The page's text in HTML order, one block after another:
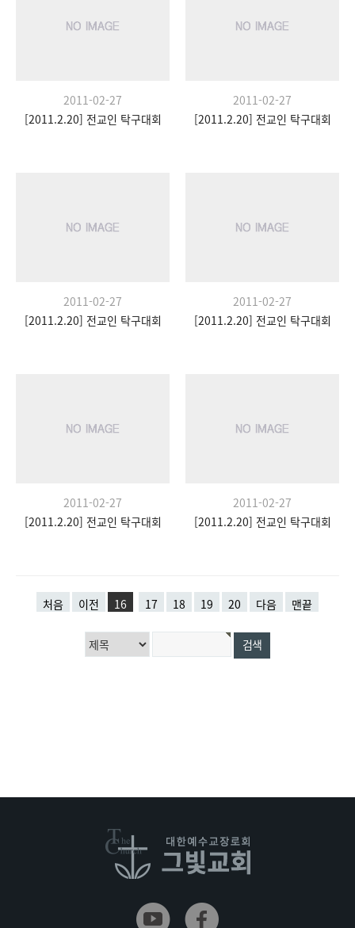
2011-02-27
[2011.2.20] 전교인 탁구대회
2011-02-27
[2011.2.20] 전교인 탁구대회
2011-02-27
[2011.2.20] 전교인 탁구대회
2011-02-27
[2011.2.20] 전교인 탁구대회
2011-02-27
[2011.2.20] 전교인 탁구대회
2011-02-27
[2011.2.20] 전교인 탁구대회
처음 이전 16 17 18 19 20 다음 맨끝